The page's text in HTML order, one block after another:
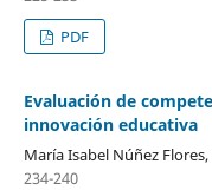
PDF
Evaluación de
innovación educativa
María Isabel Núñez
234-240